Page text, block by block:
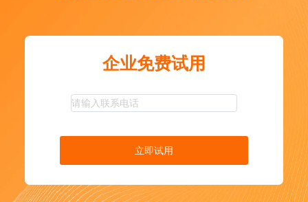
企业免费试用
立即试用